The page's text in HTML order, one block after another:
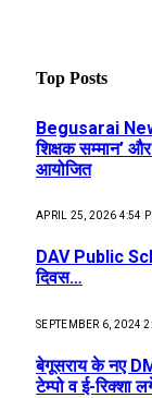
Top Posts
Begusarai
शिक्षक सम्मान’
आयोजित
APRIL 25, 2026 4:54
DAV Public
दिवस…
SEPTEMBER 6, 2024
बेगूसराय के नए
टेम्पो व ई-रिक्शा